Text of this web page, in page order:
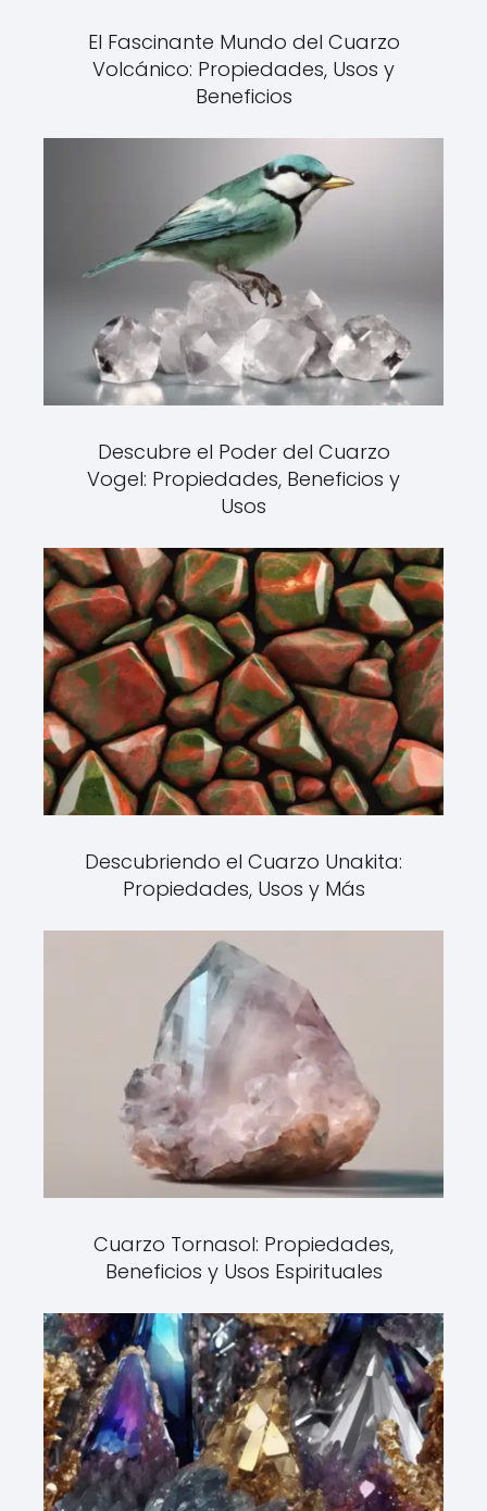
El Fascinante Mundo del Cuarzo
Volcánico: Propiedades, Usos y
Beneficios
Descubre el Poder del Cuarzo
Vogel: Propiedades, Beneficios y
Usos
Descubriendo el Cuarzo Unakita:
Propiedades, Usos y Más
Cuarzo Tornasol: Propiedades,
Beneficios y Usos Espirituales